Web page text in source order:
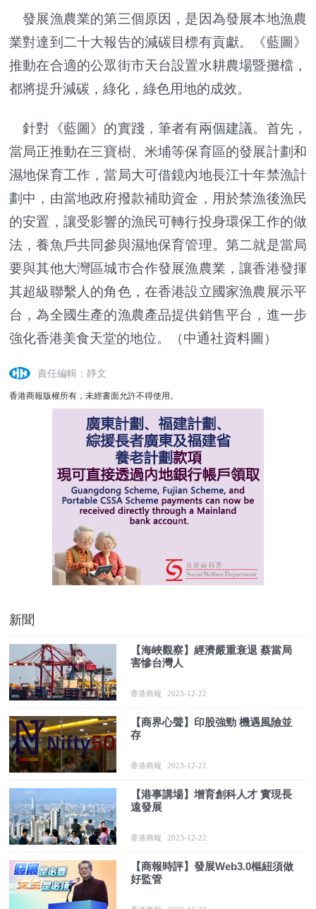
發展漁農業的第三個原因，是因為發展本地漁農
業對達到二十大報告的減碳目標有貢獻。《藍圖》
推動在合適的公眾街市天台設置水耕農場暨攤檔，
都將提升減碳，綠化，綠色用地的成效。
針對《藍圖》的實踐，筆者有兩個建議。首先，
當局正推動在三寶樹、米埔等保育區的發展計劃和
濕地保育工作，當局大可借鏡內地長江十年禁漁計
劃中，由當地政府撥款補助資金，用於禁漁後漁民
的安置，讓受影響的漁民可轉行投身環保工作的做
法，養魚戶共同參與濕地保育管理。第二就是當局
要與其他大灣區城市合作發展漁農業，讓香港發揮
其超級聯繫人的角色，在香港設立國家漁農展示平
台，為全國生產的漁農產品提供銷售平台，進一步
強化香港美食天堂的地位。（中通社資料圖）
責任編輯：靜文
香港商報版權所有，未經書面允許不得使用。
新聞
【海峽觀察】經濟嚴重衰退 蔡當局
害慘台灣人
香港商報 2023-12-22
【商界心聲】印股強勁 機遇風險並
存
香港商報 2023-12-22
【港事講場】增育創科人才 實現長
遠發展
香港商報 2023-12-22
【商報時評】發展Web3.0樞紐須做
好監管